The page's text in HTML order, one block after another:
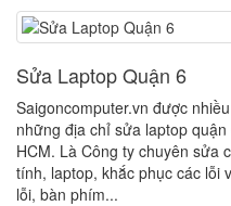
Sửa Laptop Quận 6
Saigoncomputer.vn được
những địa chỉ sửa laptop
HCM. Là Công ty chuyên sửa
tính, laptop, khắc phục các lỗi
lỗi, bàn phím...